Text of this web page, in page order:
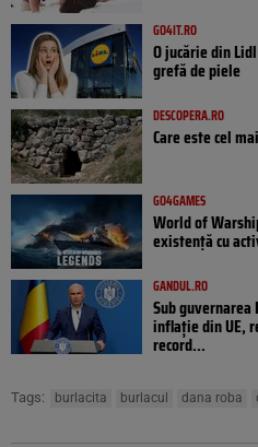
GO4IT.RO
O jucărie din
grefă de piele
DESCOPERA.RO
Care este cel
GO4GAMES
World of
existență cu
GANDUL.RO
Sub
inflație din UE,
record...
Tags: burlacita burlacul dana roba